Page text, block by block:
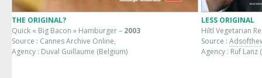
THE ORIGINAL?
Quick « Big Bacon » Hamburger – 2003
Source : Cannes Archive Online,
Agency : Duval Guillaume (Belgium)
LESS ORIGINAL
Hiltl Vegetarian
Source :
Agency : Ruf Lanz